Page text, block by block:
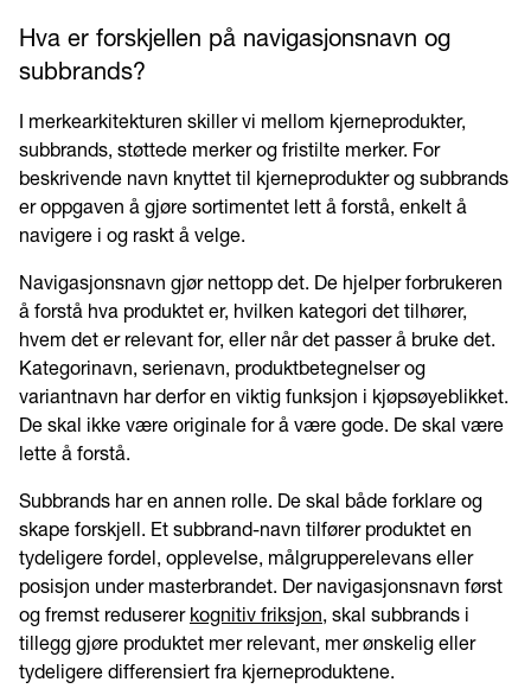
Hva er forskjellen på navigasjonsnavn og
subbrands?
I merkearkitekturen skiller vi mellom kjerneprodukter,
subbrands, støttede merker og fristilte merker. For
beskrivende navn knyttet til kjerneprodukter og subbrands
er oppgaven å gjøre sortimentet lett å forstå, enkelt å
navigere i og raskt å velge.
Navigasjonsnavn gjør nettopp det. De hjelper forbrukeren
å forstå hva produktet er, hvilken kategori det tilhører,
hvem det er relevant for, eller når det passer å bruke det.
Kategorinavn, serienavn, produktbetegnelser og
variantnavn har derfor en viktig funksjon i kjøpsøyeblikket.
De skal ikke være originale for å være gode. De skal være
lette å forstå.
Subbrands har en annen rolle. De skal både forklare og
skape forskjell. Et subbrand-navn tilfører produktet en
tydeligere fordel, opplevelse, målgrupperelevans eller
posisjon under masterbrandet. Der navigasjonsnavn først
og fremst reduserer kognitiv friksjon, skal subbrands i
tillegg gjøre produktet mer relevant, mer ønskelig eller
tydeligere differensiert fra kjerneproduktene.